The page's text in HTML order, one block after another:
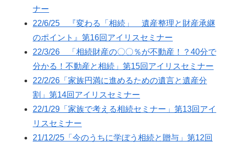
ナー
22/6/25 『変わる「相続」 遺産整理と財産承継
のポイント』第16回アイリスセミナー
22/3/26 「相続財産の〇〇％が不動産！？40分で
分かる！不動産と相続」第15回アイリスセミナー
22/2/26「家族円満に進めるための遺言と遺産分
割」第14回アイリスセミナー
22/1/29「家族で考える相続セミナー」第13回アイ
リスセミナー
21/12/25「今のうちに学ぼう相続と贈与」第12回